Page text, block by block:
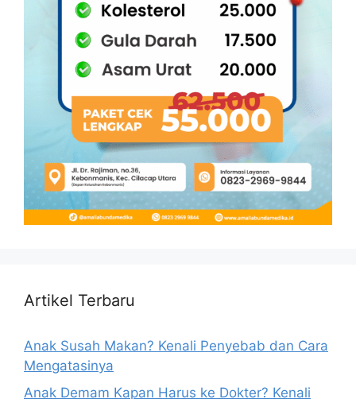
Artikel Terbaru
Anak Susah Makan? Kenali Penyebab dan Cara
Mengatasinya
Anak Demam Kapan Harus ke Dokter? Kenali